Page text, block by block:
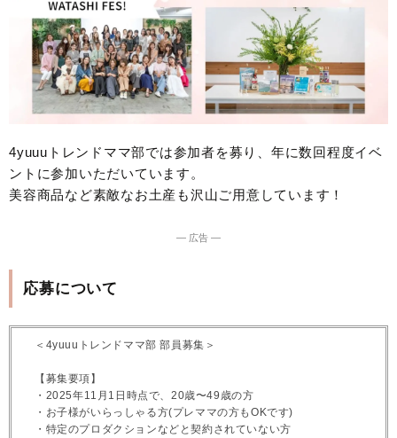
4yuuuトレンドママ部では参加者を募り、年に数回程度イベ
ントに参加いただいています。
美容商品など素敵なお土産も沢山ご用意しています！
― 広告 ―
応募について
＜4yuuuトレンドママ部 部員募集＞
【募集要項】
・2025年11月1日時点で、20歳〜49歳の方
・お子様がいらっしゃる方(プレママの方もOKです)
・特定のプロダクションなどと契約されていない方